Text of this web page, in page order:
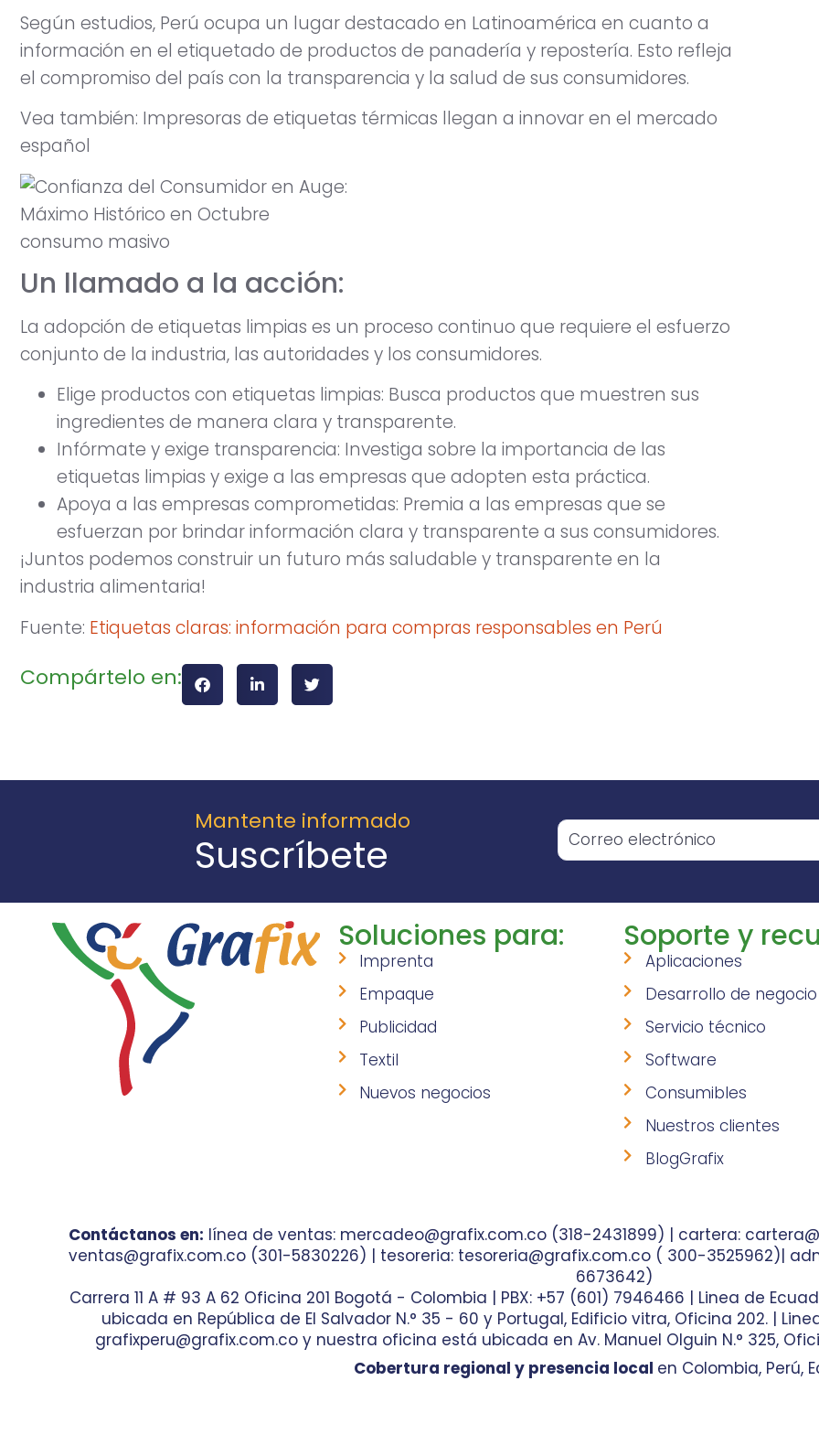
Según estudios, Perú ocupa un lugar destacado en Latinoamérica en cuanto a
información en el etiquetado de productos de panadería y repostería. Esto refleja
el compromiso del país con la transparencia y la salud de sus consumidores.
Vea también: Impresoras de etiquetas térmicas llegan a innovar en el mercado
español
Un llamado a la acción:
La adopción de etiquetas limpias es un proceso continuo que requiere el esfuerzo
conjunto de la industria, las autoridades y los consumidores.
Elige productos con etiquetas limpias: Busca productos que muestren sus
ingredientes de manera clara y transparente.
Infórmate y exige transparencia: Investiga sobre la importancia de las
etiquetas limpias y exige a las empresas que adopten esta práctica.
Apoya a las empresas comprometidas: Premia a las empresas que se
esfuerzan por brindar información clara y transparente a sus consumidores.
¡Juntos podemos construir un futuro más saludable y transparente en la
industria alimentaria!
Fuente: Etiquetas claras: información para compras responsables en Perú
Compártelo en:
Mantente informado
Suscríbete
Soluciones para:
Imprenta
Empaque
Publicidad
Textil
Nuevos negocios
Soporte y
Aplicaciones
Desarrollo de negocio
Servicio técnico
Software
Consumibles
Nuestros clientes
BlogGrafix
Contáctanos en: línea de ventas: mercadeo@grafix.com.co (318-2431899) | cartera:
ventas@grafix.com.co (301-5830226) | tesoreria: tesoreria@grafix.com.co ( 300-3525962)|
6673642)
Carrera 11 A # 93 A 62 Oficina 201 Bogotá - Colombia | PBX: +57 (601) 7946466 | Linea de
ubicada en República de El Salvador N.° 35 - 60 y Portugal, Edificio vitra, Oficina 202. |
grafixperu@grafix.com.co y nuestra oficina está ubicada en Av. Manuel Olguin N.° 325,
Cobertura regional y presencia local en Colombia, Perú,